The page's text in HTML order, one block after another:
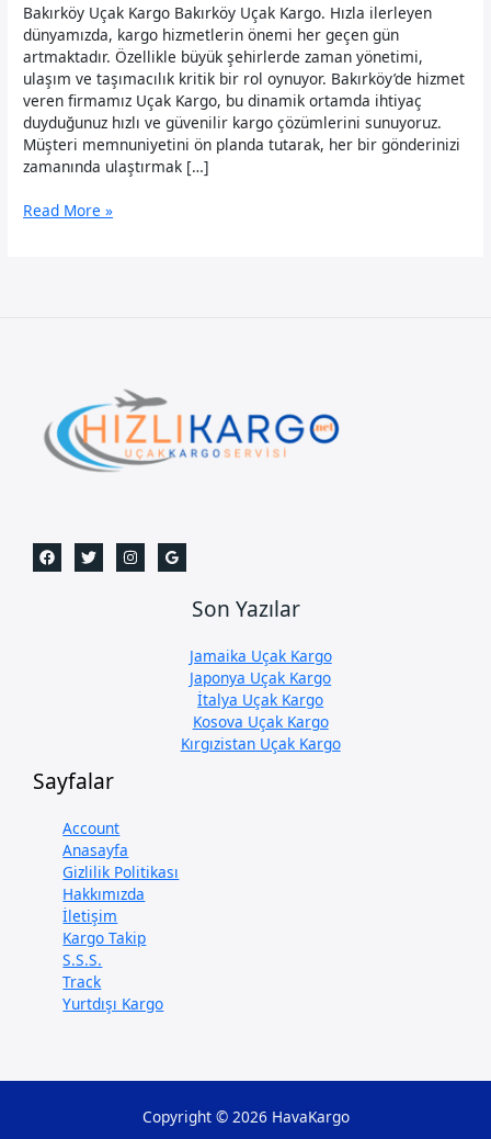
Bakırköy Uçak Kargo Bakırköy Uçak Kargo. Hızla ilerleyen
dünyamızda, kargo hizmetlerin önemi her geçen gün
artmaktadır. Özellikle büyük şehirlerde zaman yönetimi,
ulaşım ve taşımacılık kritik bir rol oynuyor. Bakırköy’de hizmet
veren firmamız Uçak Kargo, bu dinamik ortamda ihtiyaç
duyduğunuz hızlı ve güvenilir kargo çözümlerini sunuyoruz.
Müşteri memnuniyetini ön planda tutarak, her bir gönderinizi
zamanında ulaştırmak […]
Bakırköy
Read More »
Son Yazılar
Jamaika Uçak Kargo
Japonya Uçak Kargo
İtalya Uçak Kargo
Kosova Uçak Kargo
Kırgızistan Uçak Kargo
Sayfalar
Account
Anasayfa
Gizlilik Politikası
Hakkımızda
İletişim
Kargo Takip
S.S.S.
Track
Yurtdışı Kargo
Copyright © 2026 HavaKargo